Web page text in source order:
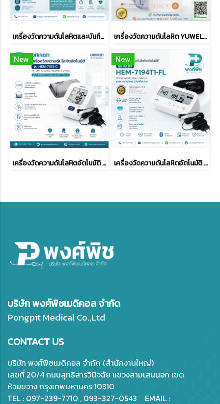
เครื่องวัดความดันโลหิตและบันทึกคลื่นไฟฟ้าหัวใจอัตโนมัติ OMRON รุ่น HEM-7530T เครื่องวัดความดันโลหิต YUWELL รุ่น YE670D เสียงพูดภาษาไทย
New
เครื่องวัดความดันโลหิตอัตโนมัติ OMRON รุ่น HEM-7183-C
New
เครื่องวัดความดันโลหิตอัตโนมัติ OMRON รุ่น IQ BT HEM-7194T1-FL
บริษัท พงศ์พิชเมดิคอล จำกัด
Pongpit Medical Co.,Ltd
CONTACT US
บริษัท พงศ์พิชเมดิคอล จำกัด (สำนักงานใหญ่)
เลขที่ 20/4 ถนนสุทธิสารวินิจฉัย แขวงสามเสนนอก เขต
ห้วยขวาง กรุงเทพมหานคร 10310
TEL : 097-239-7710 , 093-327-0543 EMAIL :